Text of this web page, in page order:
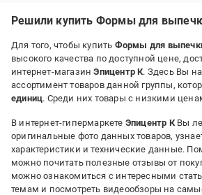
Решили купить Формы для
Для того, чтобы купить Формы для
высокого качества по доступной цене,
интернет-магазинЭпицентр К. Здесь Вы
ассортимент товаров данной группы,
единиц. Среди них товары с низкими
В интернет-гипермаркете Эпицентр КВы
оригинальные фото данных товаров,
характеристики и технические данные.
можно почитать полезные отзывы от
можно ознакомиться с интересными
темам и посмотреть видеообзоры на